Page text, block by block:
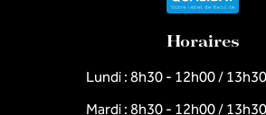
Horaires
Lundi : 8h30 - 12h00 /
Mardi : 8h30 - 12h00 /